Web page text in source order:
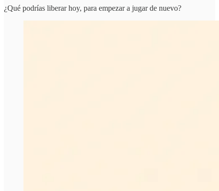
¿Qué podrías liberar hoy, para empezar a jugar de nuevo?